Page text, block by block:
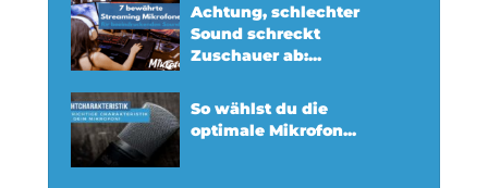
Achtung, schlechter
Sound schreckt
Zuschauer ab:...
So wählst du die
optimale Mikrofon...